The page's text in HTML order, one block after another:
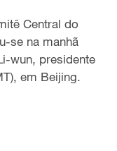
Central do
se na manhã
wun, presidente
em Beijing.